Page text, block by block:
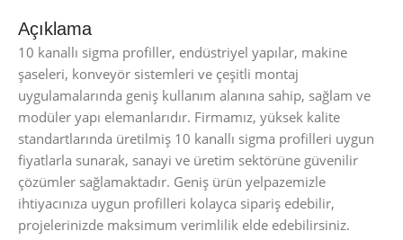
Açıklama
10 kanallı sigma profiller, endüstriyel yapılar, makine
şaseleri, konveyör sistemleri ve çeşitli montaj
uygulamalarında geniş kullanım alanına sahip, sağlam ve
modüler yapı elemanlarıdır. Firmamız, yüksek kalite
standartlarında üretilmiş 10 kanallı sigma profilleri uygun
fiyatlarla sunarak, sanayi ve üretim sektörüne güvenilir
çözümler sağlamaktadır. Geniş ürün yelpazemizle
ihtiyacınıza uygun profilleri kolayca sipariş edebilir,
projelerinizde maksimum verimlilik elde edebilirsiniz.